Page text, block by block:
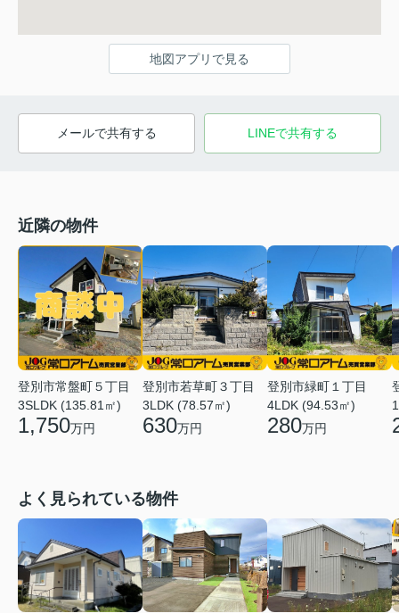
地図アプリで見る
メールで共有する LINEで共有する
近隣の物件
登別市常盤町５丁目
3SLDK (135.81㎡)
1,750万円
登別市若草町３丁目
3LDK (78.57㎡)
630万円
登別市緑町１丁目
4LDK (94.53㎡)
280万円
よく見られている物件